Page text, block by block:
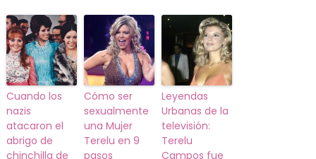
Cuando los
nazis
atacaron el
abrigo de
chinchilla de
Cómo ser
sexualmente
una Mujer
Terelu en 9
pasos
Leyendas
Urbanas de la
televisión:
Terelu
Campos fue